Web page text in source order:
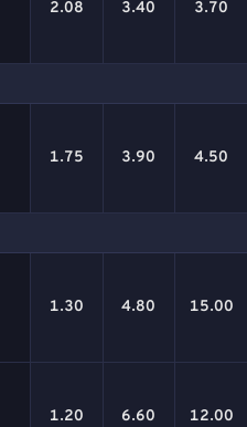
2.08 3.40 3.70
1.75 3.90 4.50
1.30 4.80 15.00
1.20 6.60 12.00